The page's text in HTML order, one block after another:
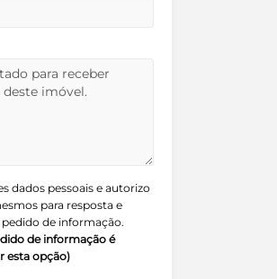
dados pessoais e autorizo
para resposta e
de informação.
de informação é
esta opção)